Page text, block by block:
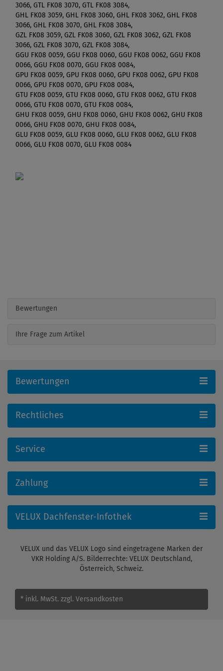
3066, GTL FK08 3070, GTL FK08 3084,
GHL FK08 3059, GHL FK08 3060, GHL FK08 3062, GHL FK08
3066, GHL FK08 3070, GHL FK08 3084,
GZL FK08 3059, GZL FK08 3060, GZL FK08 3062, GZL FK08
3066, GZL FK08 3070, GZL FK08 3084,
GGU FK08 0059, GGU FK08 0060, GGU FK08 0062, GGU FK08
0066, GGU FK08 0070, GGU FK08 0084,
GPU FK08 0059, GPU FK08 0060, GPU FK08 0062, GPU FK08
0066, GPU FK08 0070, GPU FK08 0084,
GTU FK08 0059, GTU FK08 0060, GTU FK08 0062, GTU FK08
0066, GTU FK08 0070, GTU FK08 0084,
GHU FK08 0059, GHU FK08 0060, GHU FK08 0062, GHU FK08
0066, GHU FK08 0070, GHU FK08 0084,
GLU FK08 0059, GLU FK08 0060, GLU FK08 0062, GLU FK08
0066, GLU FK08 0070, GLU FK08 0084
Bewertungen
Ihre Frage zum Artikel
Bewertungen
Rechtliches
Service
Zahlung
VELUX Dachfenster-Infothek
VELUX und das VELUX Logo sind eingetragene Marken der
VKR Holding A/S. Bilderrechte: VELUX Deutschland,
Österreich, Schweiz.
* inkl. MwSt. zzgl. Versandkosten